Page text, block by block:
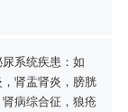
系统疾患：如
肾盂肾炎，膀胱
病综合征，狼疮